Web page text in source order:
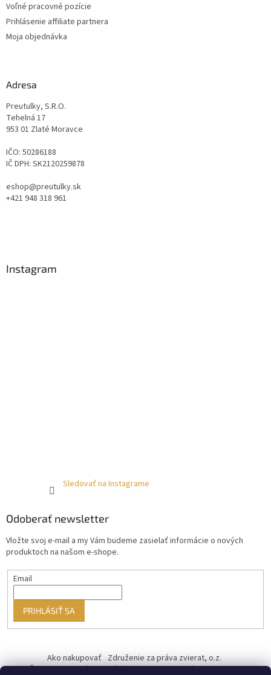
Voľné pracovné pozície
Prihlásenie affiliate partnera
Moja objednávka
Adresa
Preutulky, S.R.O.
Tehelná 17
953 01 Zlaté Moravce
IČO: 50286188
IČ DPH: SK2120259878
eshop@preutulky.sk
+421 948 318 961
Instagram
Sledovať na Instagrame
Odoberať newsletter
Vložte svoj e-mail a my Vám budeme zasielať informácie o nových
produktoch na našom e-shope.
Email
PRIHLÁSIŤ SA
Ako nakupovať Združenie za práva zvierat, o.z.
Československý kastračný program Informácie o cookies